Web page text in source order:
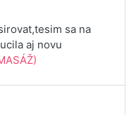
sa na
aj novu